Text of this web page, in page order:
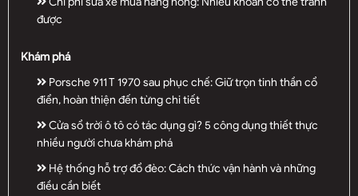
được
Khám phá
Porsche 911 T 1970 sau phục chế: Giữ trọn tinh thần cổ
điển, hoàn thiện đến từng chi tiết
Cửa sổ trời ô tô có tác dụng gì? 5 công dụng thiết thực
nhiều người chưa khám phá
Hệ thống hỗ trợ đổ đèo: Cách thức vận hành và những
điều cần biết